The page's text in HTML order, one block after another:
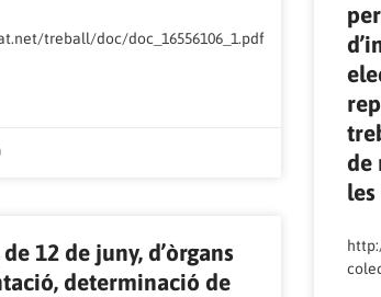
treball/doc/doc_16556106_1.pdf
de
12 de juny, d’òrgans
determinació de